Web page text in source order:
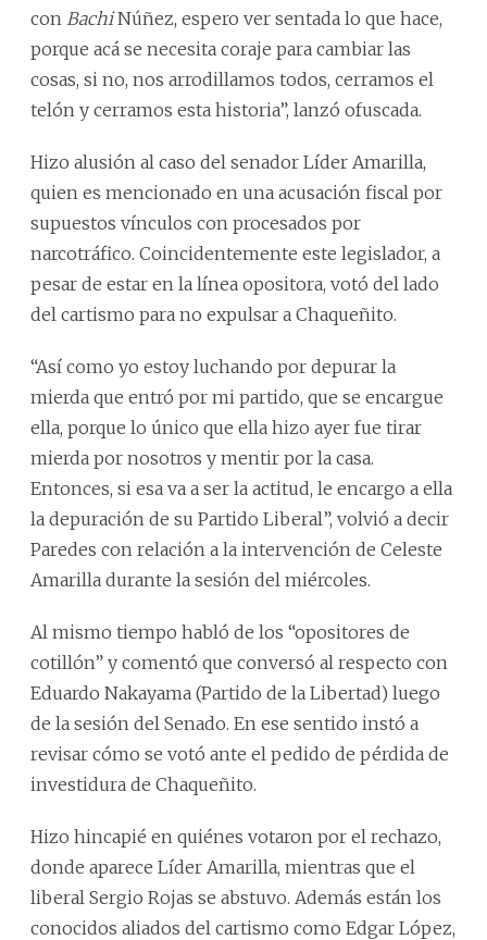
con BachiNúñez, espero ver sentada lo que hace,
porque acá se necesita coraje para cambiar las
cosas, si no, nos arrodillamos todos, cerramos el
telón y cerramos esta historia”, lanzó ofuscada.
Hizo alusión al caso del senador Líder Amarilla,
quien es mencionado en una acusación fiscal por
supuestos vínculos con procesados por
narcotráfico. Coincidentemente este legislador, a
pesar de estar en la línea opositora, votó del lado
del cartismo para no expulsar a Chaqueñito.
“Así como yo estoy luchando por depurar la
mierda que entró por mi partido, que se encargue
ella, porque lo único que ella hizo ayer fue tirar
mierda por nosotros y mentir por la casa.
Entonces, si esa va a ser la actitud, le encargo a ella
la depuración de su Partido Liberal”, volvió a decir
Paredes con relación a la intervención de Celeste
Amarilla durante la sesión del miércoles.
Al mismo tiempo habló de los “opositores de
cotillón” y comentó que conversó al respecto con
Eduardo Nakayama (Partido de la Libertad) luego
de la sesión del Senado. En ese sentido instó a
revisar cómo se votó ante el pedido de pérdida de
investidura de Chaqueñito.
Hizo hincapié en quiénes votaron por el rechazo,
donde aparece Líder Amarilla, mientras que el
liberal Sergio Rojas se abstuvo. Además están los
conocidos aliados del cartismo como Edgar López,